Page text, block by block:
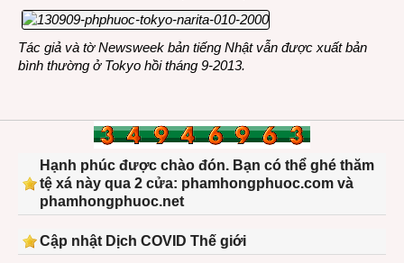
Tác giả và tờ Newsweek bản tiếng Nhật vẫn được xuất bản
bình thường ở Tokyo hồi tháng 9-2013.
Hạnh phúc được chào đón. Bạn có thể ghé thăm
tệ xá này qua 2 cửa: phamhongphuoc.com và
phamhongphuoc.net
Cập nhật Dịch COVID Thế giới